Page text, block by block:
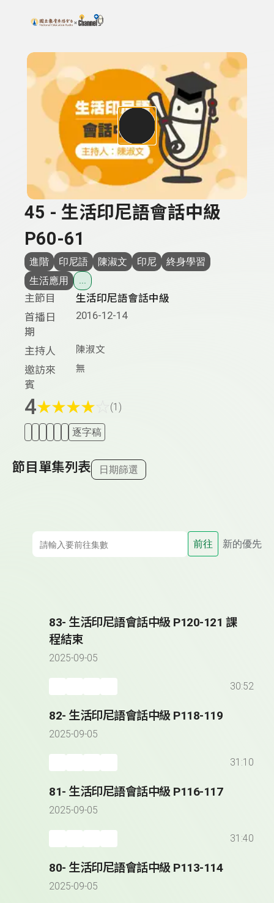
上方功能區塊
搜尋關鍵字：可輸入節目名稱、主持人或關鍵字
45 - 生活印尼語會話中級
P60-61
進階 印尼語 陳淑文 印尼
終身學習
生活應用
...
主節目
生活印尼語會話中級
首播日
期
2016-12-14
主持人 陳淑文
邀訪來
賓
無
4★★★★ (1)
逐字稿
節目單集列表 日期篩選
前往 新的優先
83- 生活印尼語會話中級 P120-121 課
程結束
2025-09-05
30:52
82- 生活印尼語會話中級 P118-119
2025-09-05
31:10
81- 生活印尼語會話中級 P116-117
2025-09-05
31:40
80- 生活印尼語會話中級 P113-114
2025-09-05